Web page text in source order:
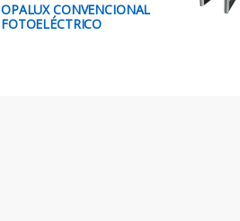
OPALUX CONVENCIONAL
FOTOELÉCTRICO